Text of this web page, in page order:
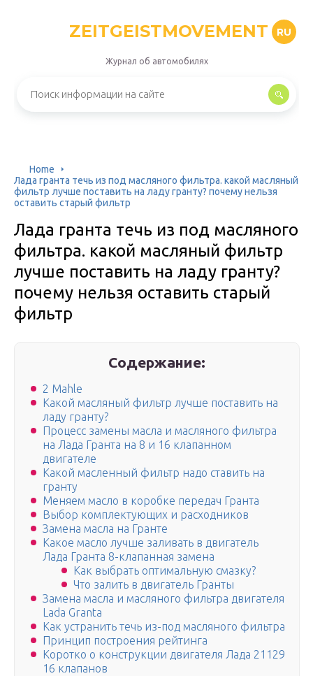
ZEITGEISTMOVEMENT RU
Журнал об автомобилях
Home
Лада гранта течь из под масляного фильтра. какой масляный
фильтр лучше поставить на ладу гранту? почему нельзя
оставить старый фильтр
Лада гранта течь из под масляного
фильтра. какой масляный фильтр
лучше поставить на ладу гранту?
почему нельзя оставить старый
фильтр
Содержание:
2 Mahle
Какой масляный фильтр лучше поставить на
ладу гранту?
Процесс замены масла и масляного фильтра
на Лада Гранта на 8 и 16 клапанном
двигателе
Какой масленный фильтр надо ставить на
гранту
Меняем масло в коробке передач Гранта
Выбор комплектующих и расходников
Замена масла на Гранте
Какое масло лучше заливать в двигатель
Лада Гранта 8-клапанная замена
Как выбрать оптимальную смазку?
Что залить в двигатель Гранты
Замена масла и масляного фильтра двигателя
Lada Granta
Как устранить течь из-под масляного фильтра
Принцип построения рейтинга
Коротко о конструкции двигателя Лада 21129
16 клапанов